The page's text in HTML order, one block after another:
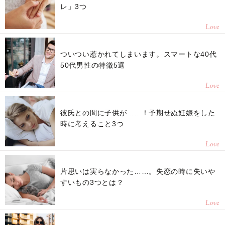
レ」3つ
Love
ついつい惹かれてしまいます。スマートな40代
50代男性の特徴5選
Love
彼氏との間に子供が……！予期せぬ妊娠をした
時に考えること3つ
Love
片思いは実らなかった……。失恋の時に失いや
すいもの3つとは？
Love